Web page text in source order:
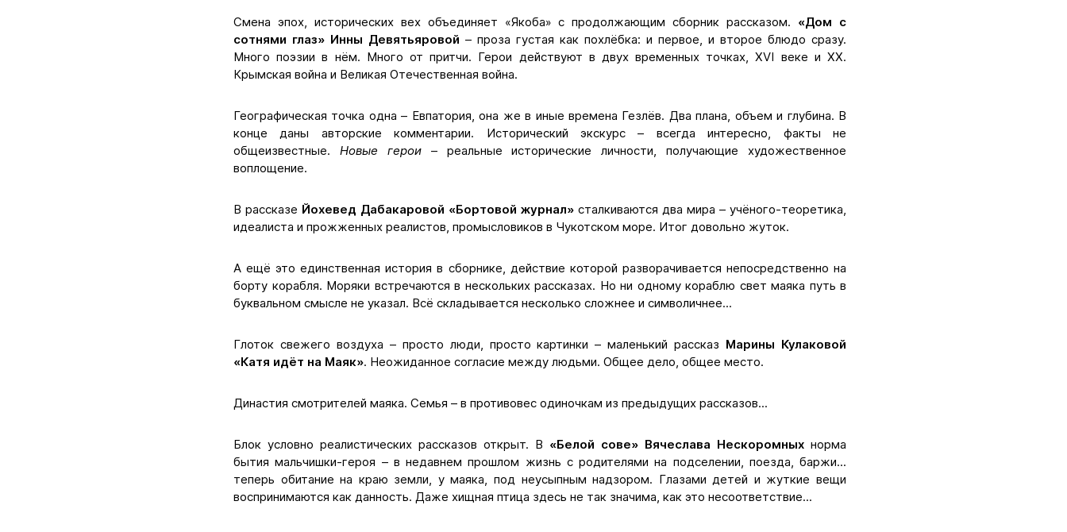
Смена эпох, исторических вех объединяет «Якоба» с продолжающим сборник рассказом. «Дом с
сотнями глаз» Инны Девятьяровой – проза густая как похлёбка: и первое, и второе блюдо сразу.
Много поэзии в нём. Много от притчи. Герои действуют в двух временных точках, XVI веке и XX.
Крымская война и Великая Отечественная война.
Географическая точка одна – Евпатория, она же в иные времена Гезлёв. Два плана, объем и глубина. В
конце даны авторские комментарии. Исторический экскурс – всегда интересно, факты не
общеизвестные. Новые герои– реальные исторические личности, получающие художественное
воплощение.
В рассказе Йохевед Дабакаровой «Бортовой журнал» сталкиваются два мира – учёного-теоретика,
идеалиста и прожженных реалистов, промысловиков в Чукотском море. Итог довольно жуток.
А ещё это единственная история в сборнике, действие которой разворачивается непосредственно на
борту корабля. Моряки встречаются в нескольких рассказах. Но ни одному кораблю свет маяка путь в
буквальном смысле не указал. Всё складывается несколько сложнее и символичнее...
Глоток свежего воздуха – просто люди, просто картинки – маленький рассказ Марины Кулаковой
«Катя идёт на Маяк». Неожиданное согласие между людьми. Общее дело, общее место.
Династия смотрителей маяка. Семья – в противовес одиночкам из предыдущих рассказов...
Блок условно реалистических рассказов открыт. В «Белой сове» Вячеслава Нескоромных норма
бытия мальчишки-героя – в недавнем прошлом жизнь с родителями на подселении, поезда, баржи...
теперь обитание на краю земли, у маяка, под неусыпным надзором. Глазами детей и жуткие вещи
воспринимаются как данность. Даже хищная птица здесь не так значима, как это несоответствие...